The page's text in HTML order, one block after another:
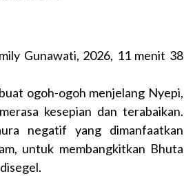
Gunawati, 2026, 11 menit 38
ogoh-ogoh menjelang Nyepi,
kesepian dan terabaikan.
negatif yang dimanfaatkan
untuk membangkitkan Bhuta